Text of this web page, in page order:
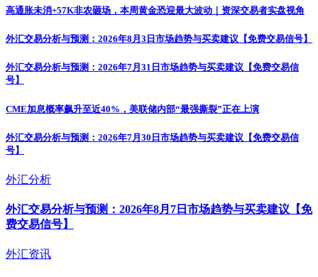
高通胀未消+57K非农砸场，本周黄金恐迎最大波动｜资深交易者实盘视角
外汇交易分析与预测：2026年8月3日市场趋势与买卖建议【免费交易信号】
外汇交易分析与预测：2026年7月31日市场趋势与买卖建议【免费交易信
号】
CME加息概率飙升至近40%，美联储内部“最强撕裂”正在上演
外汇交易分析与预测：2026年7月30日市场趋势与买卖建议【免费交易信
号】
外汇分析
外汇交易分析与预测：2026年8月7日市场趋势与买卖建议【免
费交易信号】
外汇资讯